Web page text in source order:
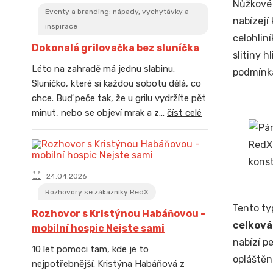
Eventy a branding: nápady, vychytávky a
inspirace
Dokonalá grilovačka bez sluníčka
Léto na zahradě má jednu slabinu.
Sluníčko, které si každou sobotu dělá, co
chce. Buď peče tak, že u grilu vydržíte pět
minut, nebo se objeví mrak a z... číst celé
24.04.2026
Rozhovory se zákazníky RedX
Rozhovor s Kristýnou Habáňovou -
mobilní hospic Nejste sami
10 let pomoci tam, kde je to
nejpotřebnější. Kristýna Habáňová z
nabízejí
slitiny
Tento
nabízí